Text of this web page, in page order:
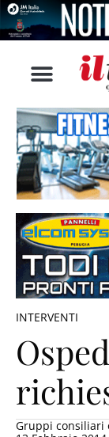
INTERVENTI
Gruppi consiliari